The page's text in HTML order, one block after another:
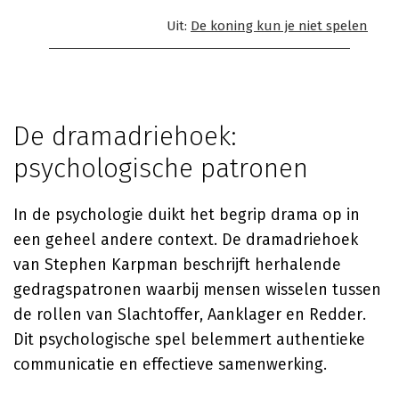
Uit: De koning kun je niet spelen
De dramadriehoek:
psychologische patronen
In de psychologie duikt het begrip drama op in
een geheel andere context. De dramadriehoek
van Stephen Karpman beschrijft herhalende
gedragspatronen waarbij mensen wisselen tussen
de rollen van Slachtoffer, Aanklager en Redder.
Dit psychologische spel belemmert authentieke
communicatie en effectieve samenwerking.